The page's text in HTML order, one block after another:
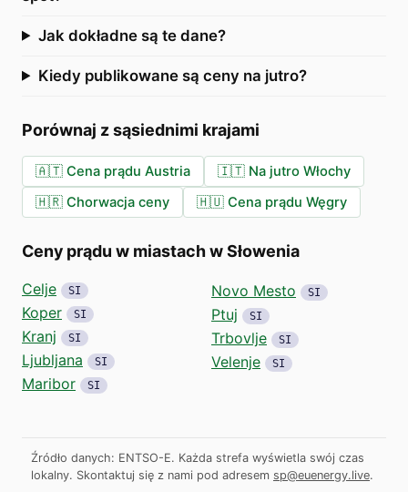
Jak dokładne są te dane?
Kiedy publikowane są ceny na jutro?
Porównaj z sąsiednimi krajami
🇦🇹 Cena prądu Austria 🇮🇹 Na jutro Włochy
🇭🇷 Chorwacja ceny 🇭🇺 Cena prądu Węgry
Ceny prądu w miastach w Słowenia
Celje SI
Koper SI
Kranj SI
Ljubljana SI
Maribor SI
Novo Mesto SI
Ptuj SI
Trbovlje SI
Velenje SI
Źródło danych: ENTSO-E. Każda strefa wyświetla swój czas
lokalny. Skontaktuj się z nami pod adresem sp@euenergy.live.